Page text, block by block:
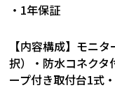
・1年保証
【内容構成】モニ
択）・防水コネクタ
ープ付き取付台1式